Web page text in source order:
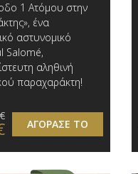
1 Ατόμου στην
ένα
αστυνομικό
Salomé,
αληθινή
παραχαράκτη!
ΑΓΟΡΑΣΕ ΤΟ